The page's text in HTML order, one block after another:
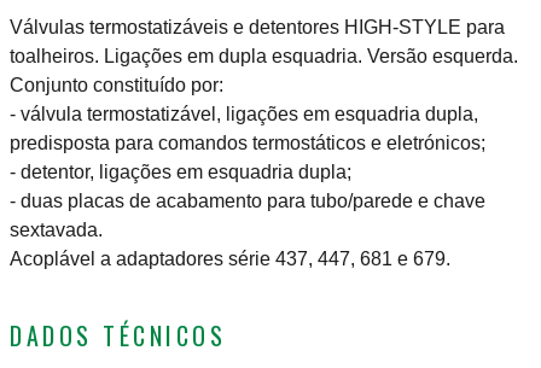
Válvulas termostatizáveis e detentores HIGH-STYLE para
toalheiros. Ligações em dupla esquadria. Versão esquerda.
Conjunto constituído por:
- válvula termostatizável, ligações em esquadria dupla,
predisposta para comandos termostáticos e eletrónicos;
- detentor, ligações em esquadria dupla;
- duas placas de acabamento para tubo/parede e chave
sextavada.
Acoplável a adaptadores série 437, 447, 681 e 679.
DADOS TÉCNICOS